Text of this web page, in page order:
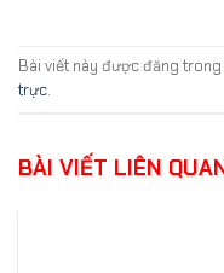
Bài viết này được đăng trong
trực.
BÀI VIẾT LIÊN